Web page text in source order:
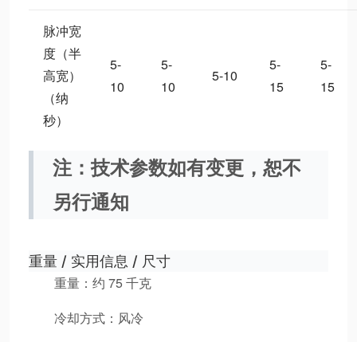
脉冲宽
度（半
高宽）
（纳
秒）
5-
10
5-
10
5-10
5-
15
5-
15
注：技术参数如有变更，恕不
另行通知
重量 / 实用信息 / 尺寸
重量：约 75 千克
冷却方式：风冷